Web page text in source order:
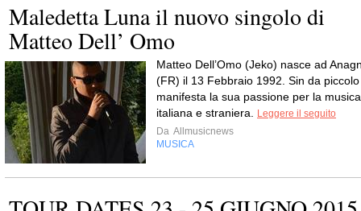
Maledetta Luna il nuovo singolo di
Matteo Dell’ Omo
Matteo Dell’Omo (Jeko) nasce ad
(FR) il 13 Febbraio 1992. Sin da piccolo
manifesta la sua passione per la musica
italiana e straniera.
Leggere il seguito
Da Allmusicnews
MUSICA